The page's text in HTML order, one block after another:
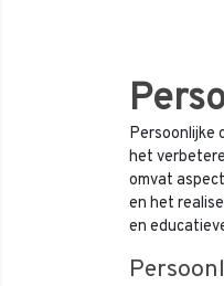
Persoonlijke
het
omvat
en het
en